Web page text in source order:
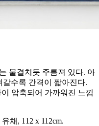
물결치듯 주름져 있다. 아
수록 간격이 짧아진다.
압축되어 가까워진 느낌
채, 112 x 112cm.